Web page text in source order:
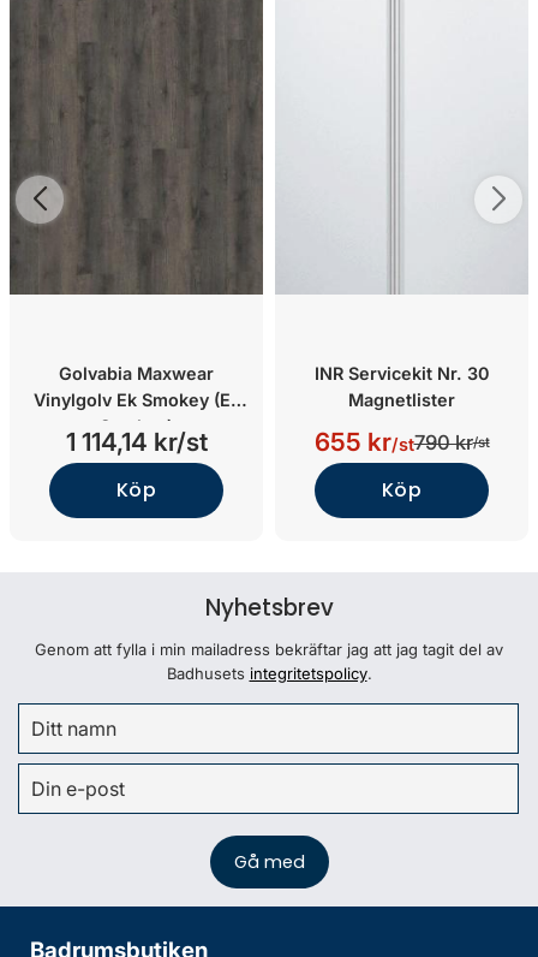
Golvabia Maxwear
Vinylgolv Ek Smokey (Ek
Smokey)
1 114,14 kr/st
Köp
INR Servicekit Nr. 30
Magnetlister
655 kr/st790 kr/st
Köp
Nyhetsbrev
Genom att fylla i min mailadress bekräftar jag att jag tagit del av
Badhusets integritetspolicy.
Badrumsbutiken